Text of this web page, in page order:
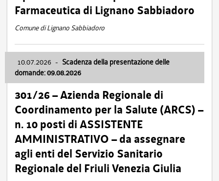
Farmaceutica di Lignano Sabbiadoro
Comune di Lignano Sabbiadoro
10.07.2026 - Scadenza della presentazione delle
domande: 09.08.2026
301/26 – Azienda Regionale di
Coordinamento per la Salute (ARCS) –
n. 10 posti di ASSISTENTE
AMMINISTRATIVO – da assegnare
agli enti del Servizio Sanitario
Regionale del Friuli Venezia Giulia